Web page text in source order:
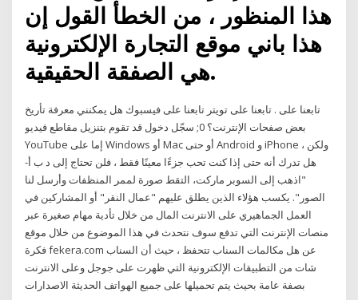
هذا المنظور ، من الخطأ القول إن
هذا باني موقع التجارة الإلكترونية
هي الصفقة الحقيقية.
تابعنا على . تابعنا على تويتر تابعنا على فيسبوك هل يمكنني معرفة تأريخ
بعض صفحات الإنترنت؟ 0; سجّل دخول قد تقوم بتنزيل مقاطع فيديو
YouTube إما على Windows أو Mac أو حتى Android و iPhone ، ولكن
هل تدرك أنه حتى إذا كنت تحب جزءًا معينًا فقط ، فلن تحتاج إلى د ب أ-
"اذهب إلى السوبر ماركت، التقط صورة لممر المنظفات وأرسل لنا
الصور". يكسب هؤلاء الذين يطلق عليهم "عمال النقر" أو المشاركين في
العمل الجماهيري على الانترنت المال من خلال تأدية مهام صغيرة عبر
منصات الإنترنت التي تدفع سوف نتحدث في هذا الموضوع من خلال موقع
فكرة fekera.com عن هل مكالمات السناب تتحفظ ، حيث أن السناب
شات من التطبيقات الإلكترونية التي ظهرت على جوجل وعلى الانترنت
بصفة عامة بحيث يتم تحميلها على جميع الهواتف الحديثة الاصدارات